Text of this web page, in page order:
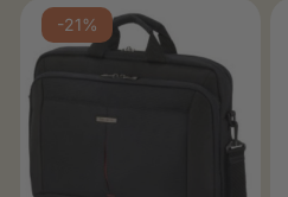
-21%